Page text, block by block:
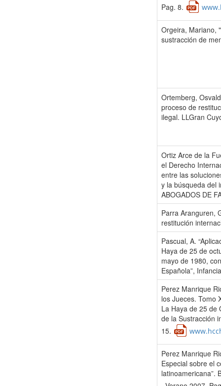
Pag. 8.
Orgeira, Mariano,
sustracción de
Ortemberg,
proceso de
ilegal. LLGran
Ortiz Arce de la
el Derecho
entre las
y la búsqueda del
ABOGADOS DE
Parra Aranguren,
restitución
Pascual, A.
Haya de 25 de
mayo de 1980,
Española”,
Perez Manrique
los Jueces. Tomo
La Haya de 25 de
de la Sustracción
15.
Perez Manrique
Especial sobre el
latinoamericana”.